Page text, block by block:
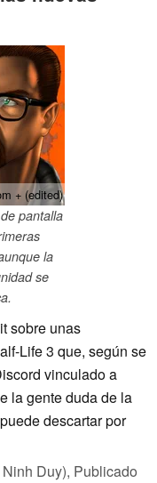
+ (edited)
pantalla
la
se
sobre unas
Life 3 que, según se
vinculado a
la gente duda de la
descartar por
Duy), Publicado